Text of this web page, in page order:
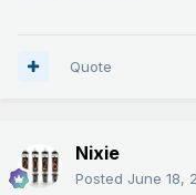
Quote
Nixie
Posted June 18,